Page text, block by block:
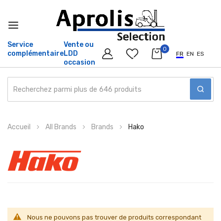
Service
complémentaire
Vente ou
LDD
occasion
0
FR EN ES
au
Accueil All Brands Brands Hako
Nous ne pouvons pas trouver de produits correspondant